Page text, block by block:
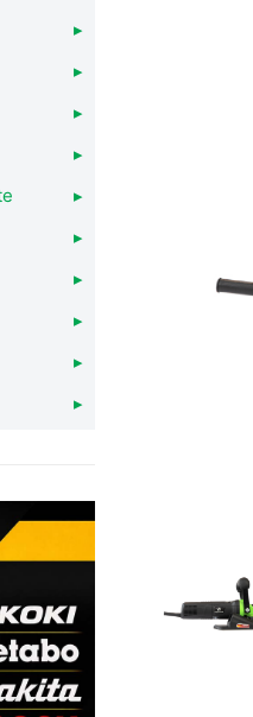
▸
▸
▸
▸
▸
▸
▸
▸
▸
▸